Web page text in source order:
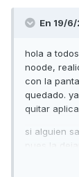
En 19/
hola a
noode,
con la
quedado.
quitar
si alguien
pues la